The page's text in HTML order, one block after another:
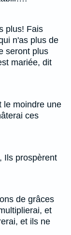
plus! Fais
n'as plus de
seront plus
mariée, dit
le moindre une
ces
Ils prospèrent
de grâces
et
et ils ne